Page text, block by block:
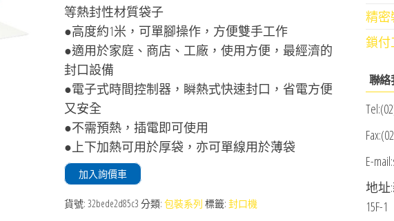
等熱封性材質袋子
●高度約1米，可單腳操作，方便雙手工作
●適用於家庭、商店、工廠，使用方便，最經濟的
封口設備
●電子式時間控制器，瞬熱式快速封口，省電方便
又安全
●不需預熱，插電即可使用
●上下加熱可用於厚袋，亦可單線用於薄袋
加入詢價車
貨號: 32bede2d85c3 分類: 包裝系列 標籤: 封口機
精密
鎖付
聯絡
E-
地址
15F-1